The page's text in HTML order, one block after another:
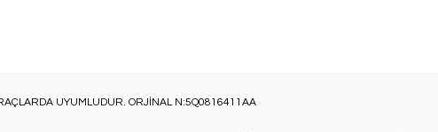
UYUMLUDUR. ORJİNAL N:5Q0816411AA